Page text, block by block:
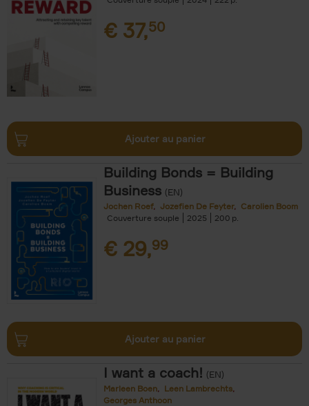
€ 37,50
Ajouter au panier
Building Bonds = Building
Business (EN)
Jochen Roef Jozefien De Feyter
Carolien Boom
Couverture souple
2025 200
€ 29,99
Ajouter au panier
I want a coach! (EN)
Marleen Boen
Leen Lambrechts
Georges Anthoon